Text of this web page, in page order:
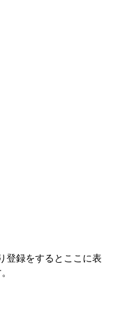
登録をすると ここに表